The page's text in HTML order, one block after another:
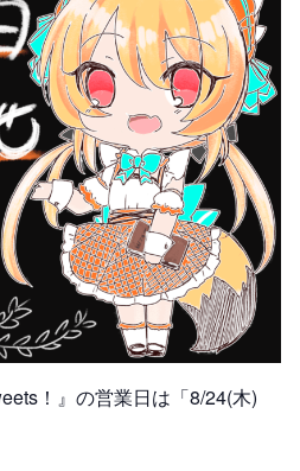
！』の営業日は「8/24(木)